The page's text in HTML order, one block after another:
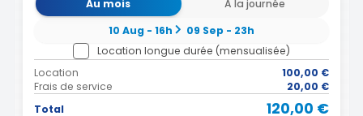
Au mois
A la journée
10 Aug - 16h
09 Sep - 23h
Location longue durée (mensualisée)
Location
100,00 €
Frais de service
20,00 €
Total
120,00 €